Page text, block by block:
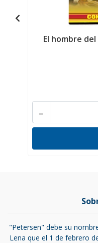
El hombre
-
"Petersen" debe su
Lena que el 1 de febrero